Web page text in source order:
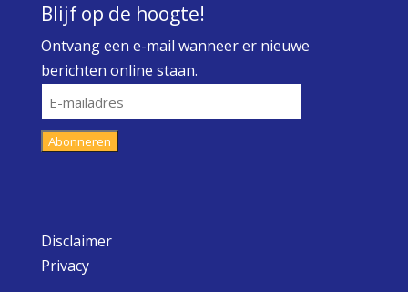
Blijf op de hoogte!
Ontvang een e-mail wanneer er nieuwe
berichten online staan.
E-
mailadres
Abonneren
Disclaimer
Privacy